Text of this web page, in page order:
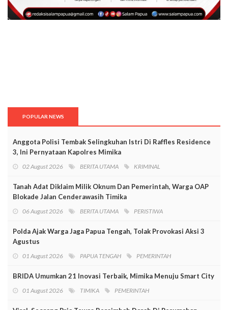
POPULAR NEWS
Anggota Polisi Tembak Selingkuhan Istri Di Raffles Residence
3, Ini Pernyataan Kapolres Mimika
02 August 2026 BERITA UTAMA KRIMINAL
Tanah Adat Diklaim Milik Oknum Dan Pemerintah, Warga OAP
Blokade Jalan Cenderawasih Timika
06 August 2026 BERITA UTAMA PERISTIWA
Polda Ajak Warga Jaga Papua Tengah, Tolak Provokasi Aksi 3
Agustus
01 August 2026 PAPUA TENGAH PEMERINTAH
BRIDA Umumkan 21 Inovasi Terbaik, Mimika Menuju Smart City
01 August 2026 TIMIKA PEMERINTAH